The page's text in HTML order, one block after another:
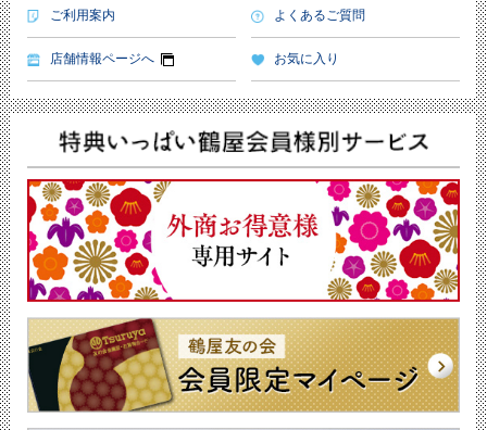
ご利用案内 よくあるご質問
店舗情報ページへ お気に入り